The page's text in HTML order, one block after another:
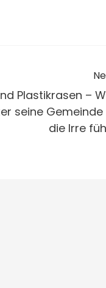
Plastikrasen –
seine Gemeinde
die Irre